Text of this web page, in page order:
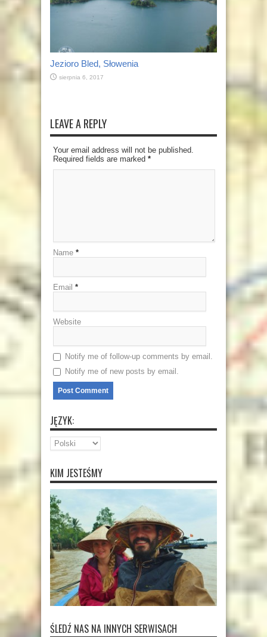
Jezioro Bled, Słowenia
sierpnia 6, 2017
LEAVE A REPLY
Your email address will not be published.
Required fields are marked *
Name *
Email *
Website
Notify me of follow-up comments by email.
Notify me of new posts by email.
JĘZYK:
KIM JESTEŚMY
ŚLEDŹ NAS NA INNYCH SERWISACH